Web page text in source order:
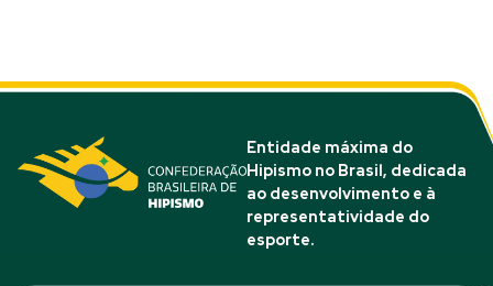
Entidade máxima do
Hipismo no Brasil, dedicada
ao desenvolvimento e à
representatividade do
esporte.